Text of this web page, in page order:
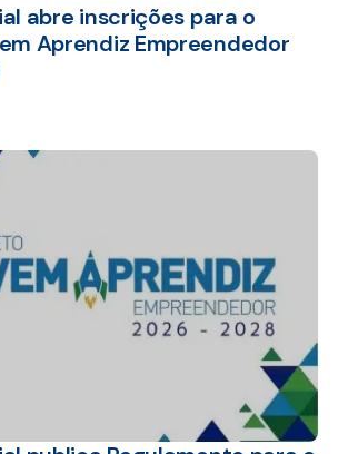
abre inscrições para o
Aprendiz Empreendedor